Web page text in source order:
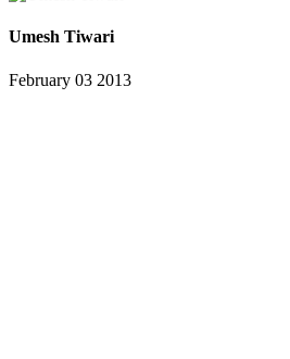
Umesh Tiwari
February 03 2013